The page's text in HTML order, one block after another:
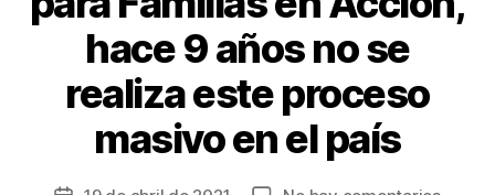
hace 9 años no se
realiza este proceso
masivo en el país